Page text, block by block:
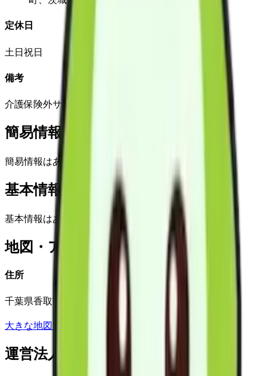
定休日
土日祝日
備考
介護保険外サービスは不定休
簡易情報
簡易情報はありません
基本情報(詳細)
基本情報はありません
地図・アクセス
住所
千葉県香取市北2-14-2笹本ビル201
大きな地図で見る
運営法人